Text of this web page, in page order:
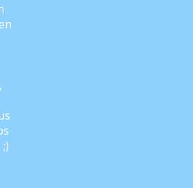
UND WINKEN-Spreadshirt-
<3